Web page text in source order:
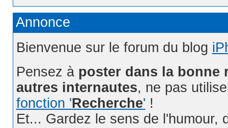
Annonce
Bienvenue sur le forum du blog
Pensez à poster dans la bonne
autres internautes, ne pas
fonction 'Recherche' !
Et... Gardez le sens de l'humour,